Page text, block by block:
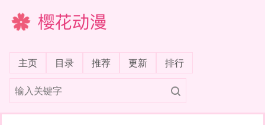
樱花动漫
主页(current)
目录 推荐 更新 排行